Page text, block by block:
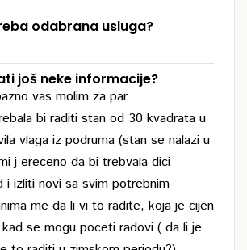
odabrana usluga?
još neke informacije?
vas molim za par
bi raditi stan od 30 kvadrata u
vlaga iz podruma (stan se nalazi u
j ereceno da bi trebvala dici
i izliti novi sa svim potrebnim
me da li vi to radite, koja je cijen
se mogu poceti radovi ( da li je